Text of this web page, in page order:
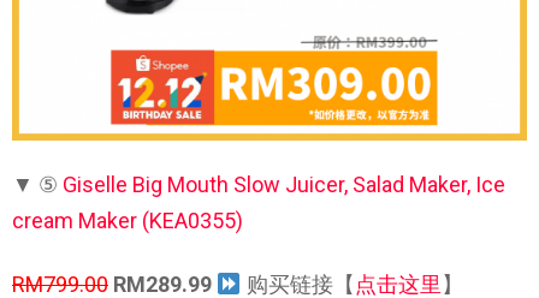
▼ ⑤ Giselle Big Mouth Slow Juicer, Salad Maker, Ice
cream Maker (KEA0355)
RM799.00 RM289.99 购买链接【 点击这里 】